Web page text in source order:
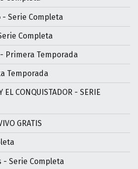
Serie Completa
Completa
Primera Temporada
Temporada
EL CONQUISTADOR - SERIE
GRATIS
Serie Completa